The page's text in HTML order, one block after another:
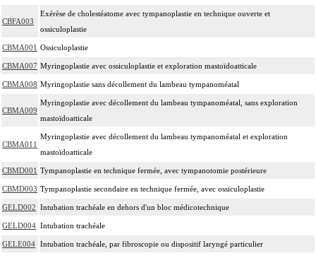
CBFA003
Exérèse de cholestéatome avec tympanoplastie en technique ouverte et
ossiculoplastie
CBMA001 Ossiculoplastie
CBMA007 Myringoplastie avec ossiculoplastie et exploration mastoïdoatticale
CBMA008 Myringoplastie sans décollement du lambeau tympanoméatal
CBMA009
Myringoplastie avec décollement du lambeau tympanoméatal, sans exploration
mastoïdoatticale
CBMA011
Myringoplastie avec décollement du lambeau tympanoméatal et exploration
mastoïdoatticale
CBMD001 Tympanoplastie en technique fermée, avec tympanotomie postérieure
CBMD003 Tympanoplastie secondaire en technique fermée, avec ossiculoplastie
GELD002 Intubation trachéale en dehors d'un bloc médicotechnique
GELD004 Intubation trachéale
GELE004 Intubation trachéale, par fibroscopie ou dispositif laryngé particulier